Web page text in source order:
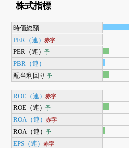
株式指標
時価総額
PER（連）赤字
PER（連）予
PBR（連）
配当利回り 予
ROE（連）赤字
ROE（連）予
ROA（連）赤字
ROA（連）予
EPS（連）赤字